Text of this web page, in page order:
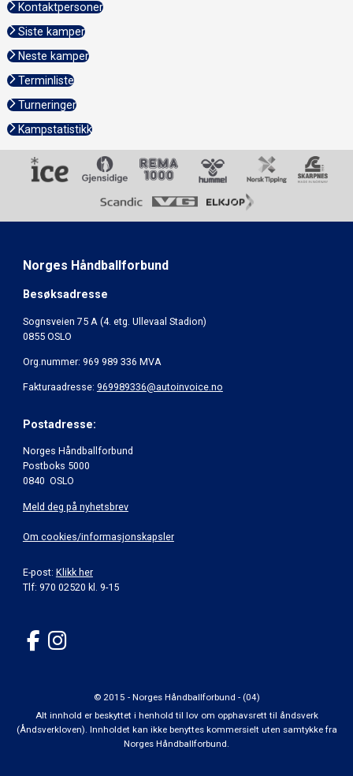
Kontaktpersoner
Siste kamper
Neste kamper
Terminliste
Turneringer
Kampstatistikk
Norges Håndballforbund
Besøksadresse
Sognsveien 75 A (4. etg. Ullevaal Stadion)
0855 OSLO
Org.nummer: 969 989 336 MVA
Fakturaadresse: 969989336@autoinvoice.no
Postadresse:
Norges Håndballforbund
Postboks 5000
0840 OSLO
Meld deg på nyhetsbrev
Om cookies/informasjonskapsler
E-post: Klikk her
Tlf: 970 02520 kl. 9-15
© 2015 - Norges Håndballforbund - (04)
Alt innhold er beskyttet i henhold til lov om opphavsrett til åndsverk
(Åndsverkloven). Innholdet kan ikke benyttes kommersielt uten samtykke fra
Norges Håndballforbund.